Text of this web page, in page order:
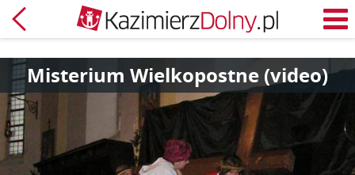
Powrót
Misterium Wielkopostne (video)